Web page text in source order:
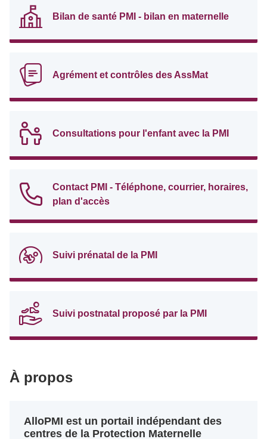
Bilan de santé PMI - bilan en maternelle
Agrément et contrôles des AssMat
Consultations pour l'enfant avec la PMI
Contact PMI - Téléphone, courrier, horaires,
plan d'accès
Suivi prénatal de la PMI
Suivi postnatal proposé par la PMI
À propos
AlloPMI est un portail indépendant des
centres de la Protection Maternelle